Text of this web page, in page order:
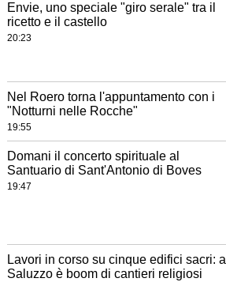
Envie, uno speciale "giro serale" tra il
ricetto e il castello
20:23
Nel Roero torna l'appuntamento con i
"Notturni nelle Rocche"
19:55
Domani il concerto spirituale al
Santuario di Sant'Antonio di Boves
19:47
Lavori in corso su cinque edifici sacri: a
Saluzzo è boom di cantieri religiosi